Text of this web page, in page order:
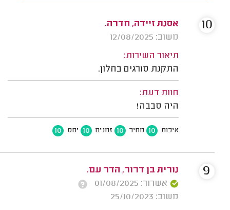
אסנת זיידה, חדרה.
משוב: 12/08/2025
תיאור השירות:
התקנת סורגים בחלון.
חוות דעת:
היה סבבה!
איכות 10 מחיר 10 זמנים 10 יחס 10
10
נורית בן דרור, הדר עם.
אשרור: 01/08/2025
משוב: 25/10/2023
9